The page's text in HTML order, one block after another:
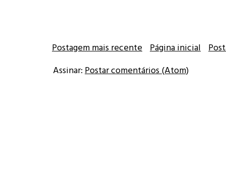
Postagem mais recente Página inicial
Assinar: Postar comentários (Atom)